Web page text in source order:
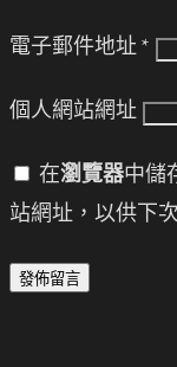
電子郵件地址 *
個人網站網址
在瀏覽器中儲
站網址，以供下